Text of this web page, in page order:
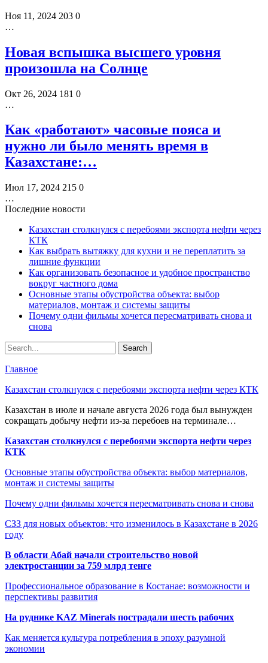
Ноя 11, 2024 203 0
…
Новая вспышка высшего уровня
произошла на Солнце
Окт 26, 2024 181 0
…
Как «работают» часовые пояса и
нужно ли было менять время в
Казахстане:…
Июл 17, 2024 215 0
…
Последние новости
Казахстан столкнулся с перебоями экспорта нефти через
КТК
Как выбрать вытяжку для кухни и не переплатить за
лишние функции
Как организовать безопасное и удобное пространство
вокруг частного дома
Основные этапы обустройства объекта: выбор
материалов, монтаж и системы защиты
Почему одни фильмы хочется пересматривать снова и
снова
Главное
Казахстан столкнулся с перебоями экспорта нефти через КТК
Казахстан в июле и начале августа 2026 года был вынужден
сокращать добычу нефти из-за перебоев на терминале…
Казахстан столкнулся с перебоями экспорта нефти через
КТК
Основные этапы обустройства объекта: выбор материалов,
монтаж и системы защиты
Почему одни фильмы хочется пересматривать снова и снова
СЗЗ для новых объектов: что изменилось в Казахстане в 2026
году
В области Абай начали строительство новой
электростанции за 759 млрд тенге
Профессиональное образование в Костанае: возможности и
перспективы развития
На руднике KAZ Minerals пострадали шесть рабочих
Как меняется культура потребления в эпоху разумной
экономии